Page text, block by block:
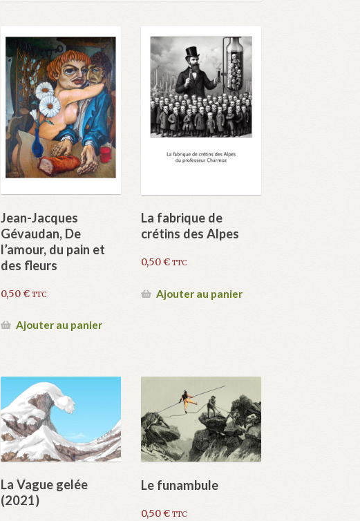
Jean-Jacques
Gévaudan, De
l’amour, du pain et
des fleurs
0,50€ TTC
Ajouter au panier
La fabrique de
crétins des Alpes
0,50€ TTC
Ajouter au panier
La Vague gelée
(2021)
Le funambule
0,50€ TTC